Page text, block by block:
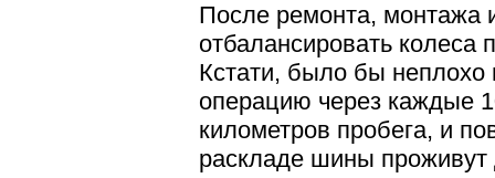
После ремонта, монтажа
отбалансировать колеса
Кстати, было бы неплохо
операцию через каждые
километров пробега, и
раскладе шины